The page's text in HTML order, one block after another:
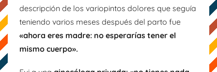
descripción de los variopintos dolores que seguía
teniendo varios meses después del parto fue
«ahora eres madre: no esperarías tener el
mismo cuerpo».